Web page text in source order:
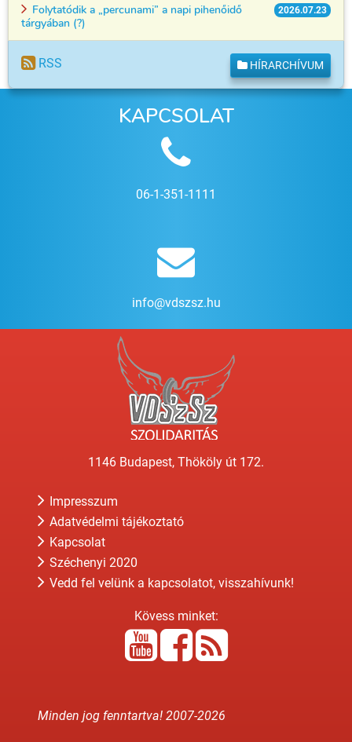
2026.07.23
Folytatódik a „percunami” a napi pihenőidő
tárgyában (?)
RSS HÍRARCHÍVUM
KAPCSOLAT
06-1-351-1111
info@vdszsz.hu
1146 Budapest, Thököly út 172.
Impresszum
Adatvédelmi tájékoztató
Kapcsolat
Széchenyi 2020
Vedd fel velünk a kapcsolatot, visszahívunk!
Kövess minket:
Minden jog fenntartva! 2007-2026